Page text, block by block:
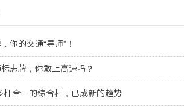
你的交通“导师”！
志牌，你敢上高速吗？
杆合一的综合杆，已成新的趋势